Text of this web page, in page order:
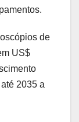
de
US$
2035 a